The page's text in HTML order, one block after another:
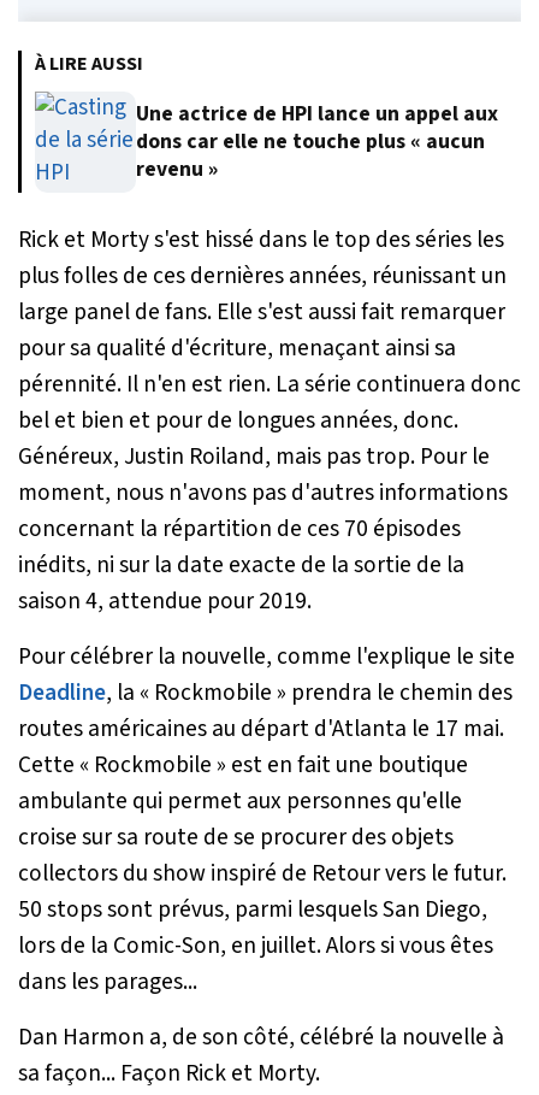
À LIRE AUSSI
Une actrice de HPI lance un appel aux
dons car elle ne touche plus « aucun
revenu »
Rick et Morty s'est hissé dans le top des séries les
plus folles de ces dernières années, réunissant un
large panel de fans. Elle s'est aussi fait remarquer
pour sa qualité d'écriture, menaçant ainsi sa
pérennité. Il n'en est rien. La série continuera donc
bel et bien et pour de longues années, donc.
Généreux, Justin Roiland, mais pas trop. Pour le
moment, nous n'avons pas d'autres informations
concernant la répartition de ces 70 épisodes
inédits, ni sur la date exacte de la sortie de la
saison 4, attendue pour 2019.
Pour célébrer la nouvelle, comme l'explique le site
Deadline, la « Rockmobile » prendra le chemin des
routes américaines au départ d'Atlanta le 17 mai.
Cette « Rockmobile » est en fait une boutique
ambulante qui permet aux personnes qu'elle
croise sur sa route de se procurer des objets
collectors du show inspiré de Retour vers le futur.
50 stops sont prévus, parmi lesquels San Diego,
lors de la Comic-Son, en juillet. Alors si vous êtes
dans les parages...
Dan Harmon a, de son côté, célébré la nouvelle à
sa façon... Façon Rick et Morty.